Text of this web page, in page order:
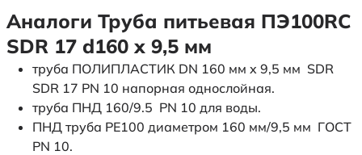
Аналоги Труба питьевая ПЭ100RC
SDR 17 d160 х 9,5 мм
труба ПОЛИПЛАСТИК DN 160 мм x 9,5 мм SDR
SDR 17 PN 10 напорная однослойная.
труба ПНД 160/9.5 PN 10 для воды.
ПНД труба PE100 диаметром 160 мм/9,5 мм ГОСТ
PN 10.